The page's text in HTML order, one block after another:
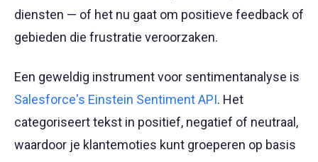
diensten — of het nu gaat om positieve feedback of
gebieden die frustratie veroorzaken.
Een geweldig instrument voor sentimentanalyse is
Salesforce's Einstein Sentiment API. Het
categoriseert tekst in positief, negatief of neutraal,
waardoor je klantemoties kunt groeperen op basis